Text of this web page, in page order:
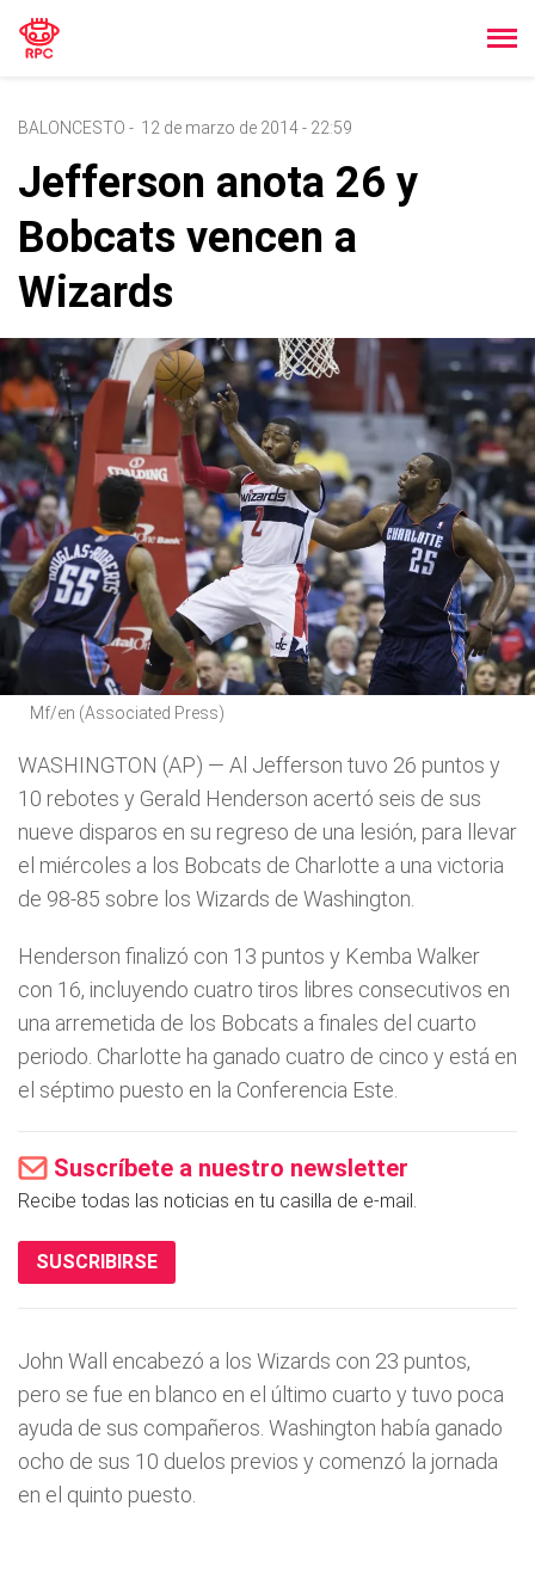
BALONCESTO - 12 de marzo de 2014 - 22:59
Jefferson anota 26 y
Bobcats vencen a
Wizards
Mf/en (Associated Press)
WASHINGTON (AP) — Al Jefferson tuvo 26 puntos y
10 rebotes y Gerald Henderson acertó seis de sus
nueve disparos en su regreso de una lesión, para llevar
el miércoles a los Bobcats de Charlotte a una victoria
de 98-85 sobre los Wizards de Washington.
Henderson finalizó con 13 puntos y Kemba Walker
con 16, incluyendo cuatro tiros libres consecutivos en
una arremetida de los Bobcats a finales del cuarto
periodo. Charlotte ha ganado cuatro de cinco y está en
el séptimo puesto en la Conferencia Este.
Suscríbete a nuestro newsletter
Recibe todas las noticias en tu casilla de e-mail.
SUSCRIBIRSE
John Wall encabezó a los Wizards con 23 puntos,
pero se fue en blanco en el último cuarto y tuvo poca
ayuda de sus compañeros. Washington había ganado
ocho de sus 10 duelos previos y comenzó la jornada
en el quinto puesto.